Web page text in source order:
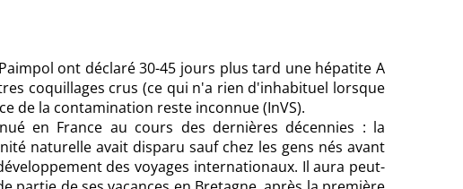
ont déclaré 30-45 jours plus tard une hépatite A
coquillages crus (ce qui n'a rien d'inhabituel lorsque
de la contamination reste inconnue (InVS).
en France au cours des dernières décennies : la
naturelle avait disparu sauf chez les gens nés avant
des voyages internationaux. Il aura peut-